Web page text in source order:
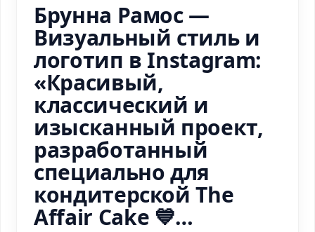
Брунна Рамос —
Визуальный стиль и
логотип в Instagram:
«Красивый,
классический и
изысканный проект,
разработанный
специально для
кондитерской The
Affair Cake 💙…